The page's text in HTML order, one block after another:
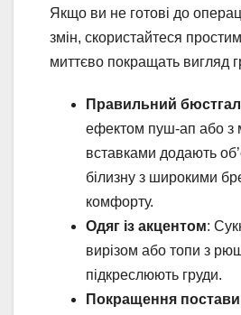
Якщо ви не готові до
змін, скористайтеся
миттєво покращать вигляд
Правильний
ефектом пуш-ап або з
вставками додають
білизну з широкими
комфорту.
Одяг із акцентом:
вирізом або топи з
підкреслюють груди.
Покращення постави